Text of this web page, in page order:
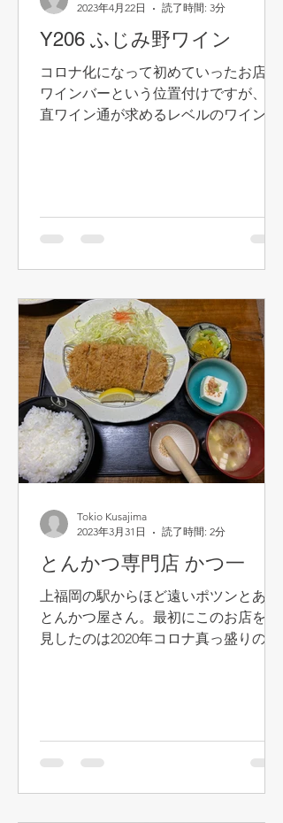
Y206 ふじみ野ワイン
コロナ化になって初めていったお店。
ワインバーという位置付けですが、正
直ワイン通が求めるレベルのワインは
イン以外ももちろんあります！）で
も...
2023年4月22日
読了時間: 3分
とんかつ専門店 かつ一
上福岡の駅からほど遠いポツンとある
とんかつ屋さん。最初にこのお店を発
見したのは2020年コロナ真っ盛りの
い腰をあげて夜行ってきました！...
Tokio Kusajima
2023年3月31日
読了時間: 2分